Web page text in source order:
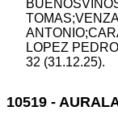
LOPEZ
32 (31.12.25).
10519 -